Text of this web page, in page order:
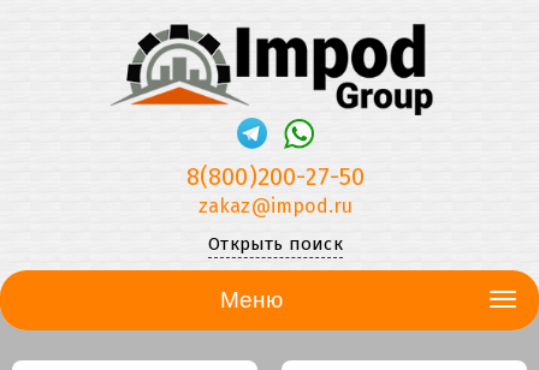
8(800)200-27-50
zakaz@impod.ru
Открыть поиск
Меню